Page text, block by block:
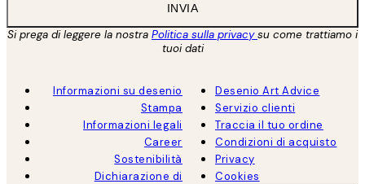
INVIA
Si prega di leggere la nostra Politica sulla privacysu come trattiamo i
tuoi dati
Informazioni su desenio
Stampa
Informazioni legali
Career
Sostenibilità
Dichiarazione di
Desenio Art Advice
Servizio clienti
Traccia il tuo ordine
Condizioni di acquisto
Privacy
Cookies